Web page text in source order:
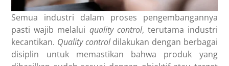
Semua industri dalam proses pengembangannya
pasti wajib melalui quality control, terutama industri
kecantikan. Quality controldilakukan dengan berbagai
disiplin untuk memastikan bahwa produk yang